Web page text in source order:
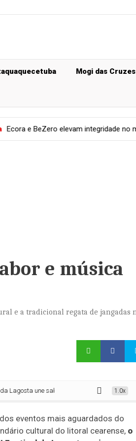
Mogi das Cruzes
elevam integridade no mercado de
e música
e a tradicional regata de jangadas
une sabor e música em Icapuí 1.0x
eventos mais aguardados do
cultural do litoral cearense, o